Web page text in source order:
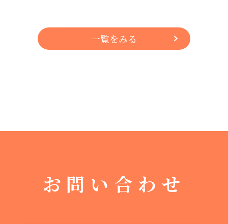
一覧をみる
お問い合わせ